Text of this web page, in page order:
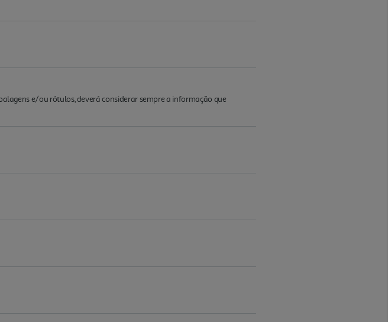
e/ou rótulos, deverá considerar sempre a informação que